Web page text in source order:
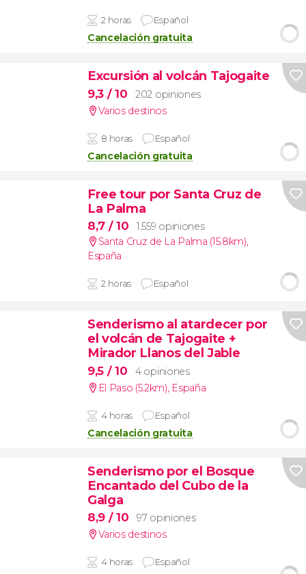
2 horas Español
Cancelación gratuita
Excursión al volcán Tajogaite
9,3 / 10
202 opiniones
Varios destinos
8 horas Español
Cancelación gratuita
Free tour por Santa Cruz de
La Palma
8,7 / 10
1.559 opiniones
Santa Cruz de La Palma (15.8km),
España
2 horas Español
Senderismo al atardecer por
el volcán de Tajogaite +
Mirador Llanos del Jable
9,5 / 10
4 opiniones
El Paso (5.2km), España
4 horas Español
Cancelación gratuita
Senderismo por el Bosque
Encantado del Cubo de la
Galga
8,9 / 10
97 opiniones
Varios destinos
4 horas Español